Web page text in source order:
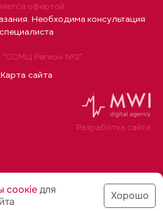
Регион №2"
Карта сайта
офертой.
Необходима консультация
специалиста
Разработка сайта
соoкіедля
Хорошо